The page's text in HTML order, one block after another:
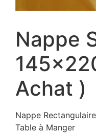
Nappe
Achat )
Nappe
Table à Manger